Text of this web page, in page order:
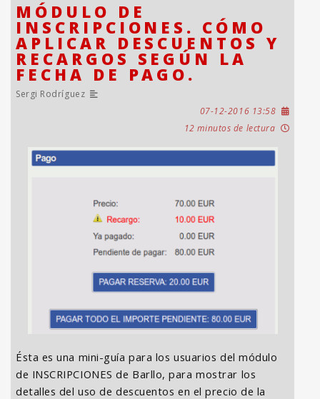
MÓDULO DE
INSCRIPCIONES. CÓMO
APLICAR DESCUENTOS Y
RECARGOS SEGÚN LA
FECHA DE PAGO.
Sergi Rodríguez
07-12-2016 13:58
12 minutos de lectura
Ésta es una mini-guía para los usuarios del módulo
de INSCRIPCIONES de Barllo, para mostrar los
detalles del uso de descuentos en el precio de la